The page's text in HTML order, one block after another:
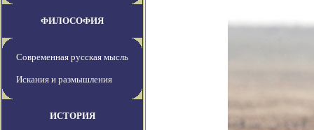
ФИЛОСОФИЯ
Современная русская мысль
Искания и размышления
ИСТОРИЯ